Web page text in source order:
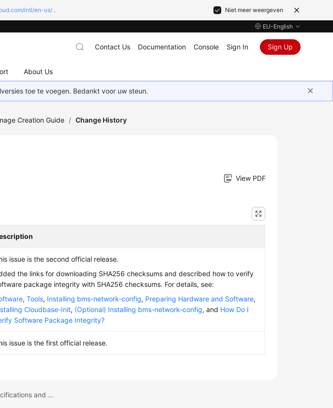
intl/en-us/ . Niet meer weergeven
EU-English
About Us
Contact Us Documentation Console Sign In Sign Up
toe te voegen. Bedankt voor uw steun.
Creation Guide / Change History
View PDF
issue is the second official release.
the links for downloading SHA256 checksums and described how to verify
package integrity with SHA256 checksums. For details, see:
,Tools, Installing bms-network-config, Preparing Hardware and Software,
Cloudbase-Init, (Optional) Installing bms-network-config, and How Do I
Software Package Integrity?
issue is the first official release.
Previous topic: Mapping Between BMS Specifications and Drivers